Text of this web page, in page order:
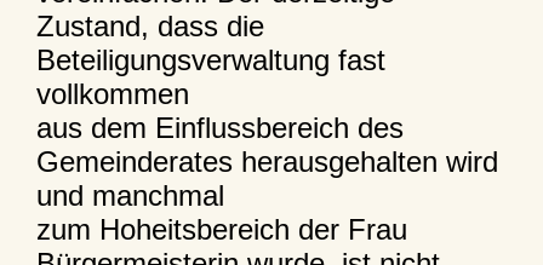
Zustand, dass die
Beteiligungsverwaltung fast
vollkommen
aus dem Einflussbereich des
Gemeinderates herausgehalten wird
und manchmal
zum Hoheitsbereich der Frau